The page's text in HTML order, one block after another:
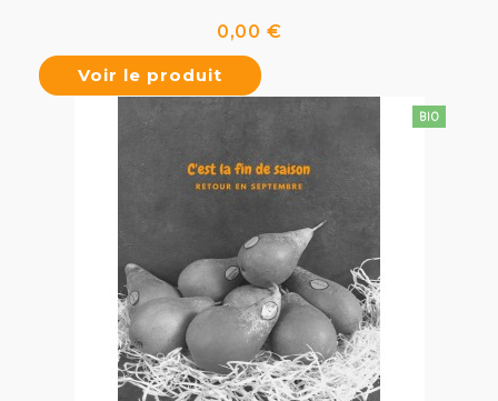
0,00 €Prix
Voir le produit